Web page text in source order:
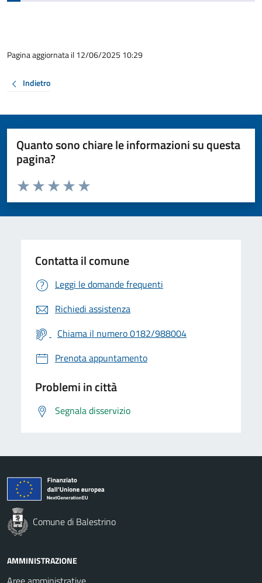
Pagina aggiornata il 12/06/2025 10:29
Indietro
Quanto sono chiare le informazioni su questa
pagina?
Valuta da 1 a 5 stelle la pagina
Valuta 5 stelle su 5
Valuta 4 stelle su 5
Valuta 3 stelle su 5
Valuta 2 stelle su 5
Valuta 1 stelle su 5
Contatta il comune
Leggi le domande frequenti
Richiedi assistenza
Chiama il numero 0182/988004
Prenota appuntamento
Problemi in città
Segnala disservizio
Comune di Balestrino
AMMINISTRAZIONE